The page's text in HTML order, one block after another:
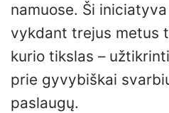
namuose. Ši
vykdant trejus metus
kurio tikslas –
prie gyvybiškai
paslaugų.